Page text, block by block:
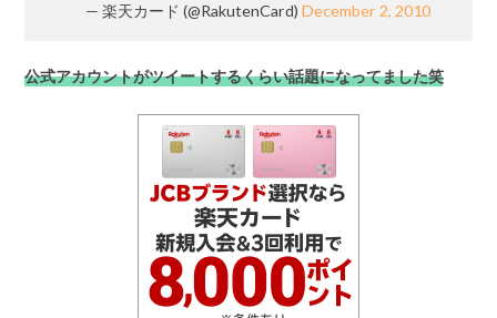
— 楽天カード (@RakutenCard)December 2, 2010
公式アカウントがツイートするくらい話題になってました笑